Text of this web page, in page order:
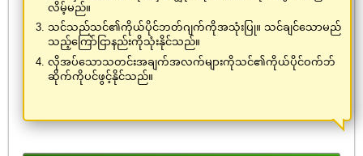
လိမ့်မည်။
သင်သည်သင်၏ကိုယ်ပိုင်ဘတ်ဂျက်ကိုအသုံးပြု။ သင်ချင်သောမည်
သည့်ကြော်ငြာနည်းကိုသုံးနိုင်သည်။
လိုအပ်သောသတင်းအချက်အလက်များကိုသင်၏ကိုယ်ပိုင်ဝက်ဘ်
ဆိုက်ကိုပင်ဖွင့်နိုင်သည်။